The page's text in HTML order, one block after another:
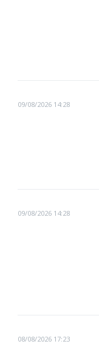
09/08/2026 14:28
09/08/2026 14:28
08/08/2026 17:23